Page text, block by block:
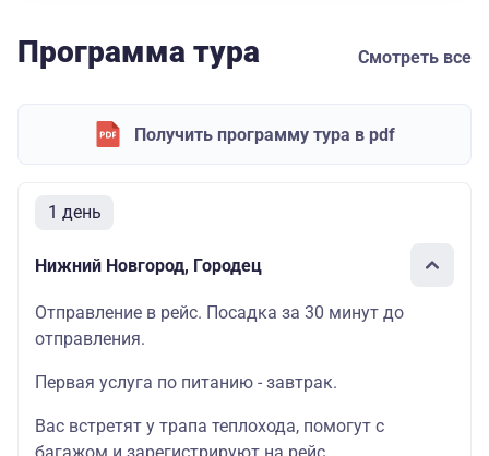
Программа тура Смотреть все
Получить программу тура в pdf
1 день
Нижний Новгород, Городец
Отправление в рейс. Посадка за 30 минут до
отправления.
Первая услуга по питанию - завтрак.
Вас встретят у трапа теплохода, помогут с